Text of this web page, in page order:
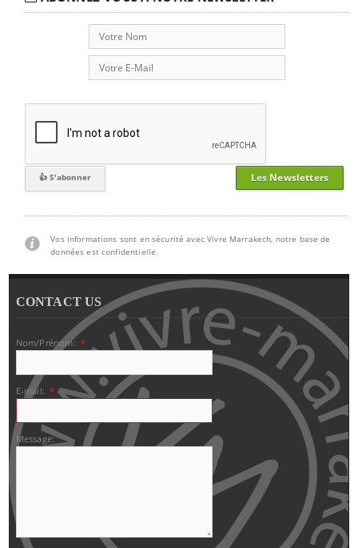
Les Newsletters
Vos informations sont en sécurité avec Vivre Marrakech, notre base de
données est confidentielle.
CONTACT US
Nom/Prénom: *
E-mail: *
Message: